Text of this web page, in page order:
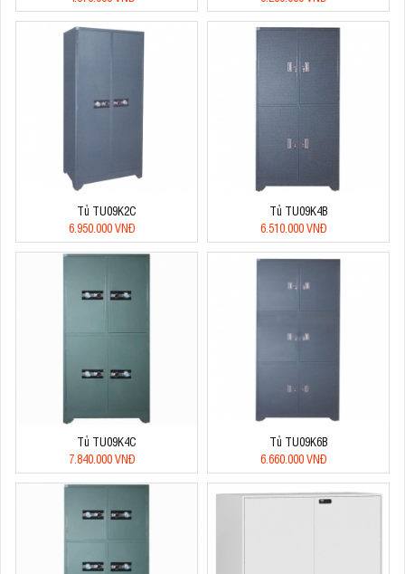
Tủ TU09K2C
6.950.000 VNĐ
Tủ TU09K4B
6.510.000 VNĐ
Tủ TU09K4C
7.840.000 VNĐ
Tủ TU09K6B
6.660.000 VNĐ